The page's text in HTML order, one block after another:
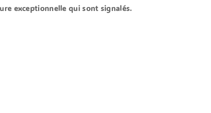
exceptionnelle qui sont signalés.